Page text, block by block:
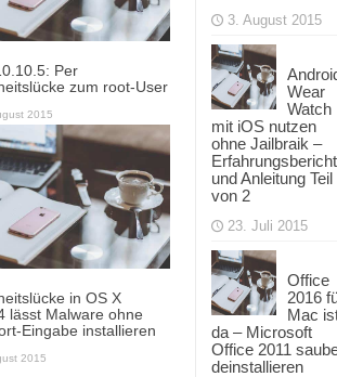
Per
zum root-User
2015
in OS X
lässt Malware ohne
Eingabe installieren
2015
3. August 2015
Wear
Watch
mit iOS nutzen
ohne Jailbraik –
Erfahrungsbericht
und Anleitung Teil
von 2
23. Juli 2015
Office
2016
Mac
da – Microsoft
Office 2011
deinstallieren